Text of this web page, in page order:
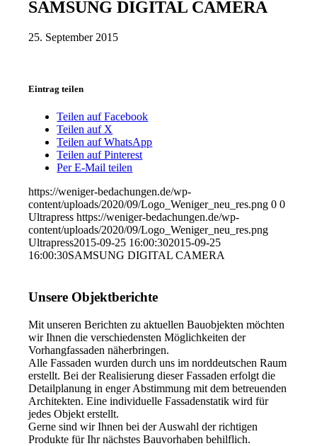
SAMSUNG DIGITAL CAMERA
25. September 2015
Eintrag teilen
Teilen auf Facebook
Teilen auf X
Teilen auf WhatsApp
Teilen auf Pinterest
Per E-Mail teilen
https://weniger-bedachungen.de/wp-
content/uploads/2020/09/Logo_Weniger_neu_res.png 0 0
Ultrapress https://weniger-bedachungen.de/wp-
content/uploads/2020/09/Logo_Weniger_neu_res.png
Ultrapress2015-09-25 16:00:302015-09-25
16:00:30SAMSUNG DIGITAL CAMERA
Unsere Objektberichte
Mit unseren Berichten zu aktuellen Bauobjekten möchten
wir Ihnen die verschiedensten Möglichkeiten der
Vorhangfassaden näherbringen.
Alle Fassaden wurden durch uns im norddeutschen Raum
erstellt. Bei der Realisierung dieser Fassaden erfolgt die
Detailplanung in enger Abstimmung mit dem betreuenden
Architekten. Eine individuelle Fassadenstatik wird für
jedes Objekt erstellt.
Gerne sind wir Ihnen bei der Auswahl der richtigen
Produkte für Ihr nächstes Bauvorhaben behilflich.